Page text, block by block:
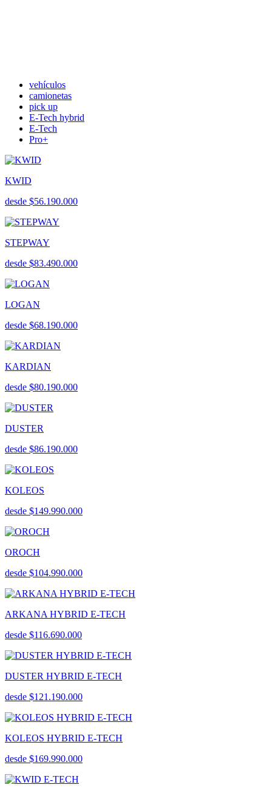
vehículos
camionetas
pick up
E-Tech hybrid
E-Tech
Pro+
KWID
desde $56.190.000
STEPWAY
desde $83.490.000
LOGAN
desde $68.190.000
KARDIAN
desde $80.190.000
DUSTER
desde $86.190.000
KOLEOS
desde $149.990.000
OROCH
desde $104.990.000
ARKANA HYBRID E-TECH
desde $116.690.000
DUSTER HYBRID E-TECH
desde $121.190.000
KOLEOS HYBRID E-TECH
desde $169.990.000